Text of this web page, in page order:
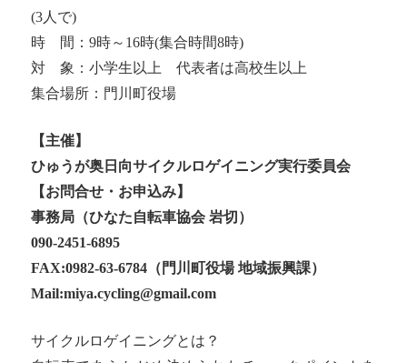
(3人で)
時 間：9時～16時(集合時間8時)
対 象：小学生以上 代表者は高校生以上
集合場所：門川町役場
【主催】
ひゅうが奥日向サイクルロゲイニング実行委員会
【お問合せ・お申込み】
事務局（ひなた自転車協会 岩切）
090-2451-6895
FAX:0982-63-6784（門川町役場 地域振興課）
Mail:miya.cycling@gmail.com
サイクルロゲイニングとは？